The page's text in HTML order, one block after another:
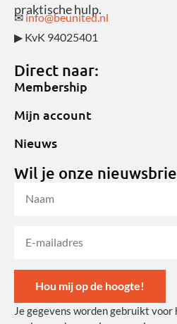
praktische hulp.
✉ info@beunited.nl
▶ KvK 94025401
Direct naar:
Membership
Mijn account
Nieuws
Wil je onze
Hou mij op de hoogte!
Alternative:
Je gegevens worden gebruikt